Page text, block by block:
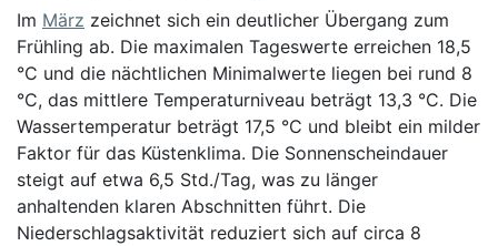
Im März zeichnet sich ein deutlicher Übergang zum
Frühling ab. Die maximalen Tageswerte erreichen 18,5
°C und die nächtlichen Minimalwerte liegen bei rund 8
°C, das mittlere Temperaturniveau beträgt 13,3 °C. Die
Wassertemperatur beträgt 17,5 °C und bleibt ein milder
Faktor für das Küstenklima. Die Sonnenscheindauer
steigt auf etwa 6,5 Std./Tag, was zu länger
anhaltenden klaren Abschnitten führt. Die
Niederschlagsaktivität reduziert sich auf circa 8